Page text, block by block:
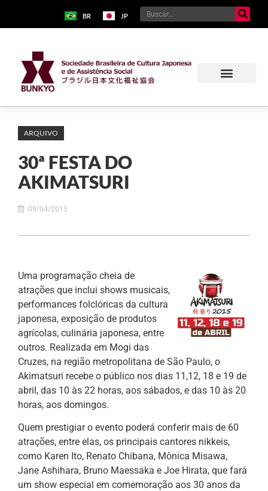
BR JP
ARQUIVO
30ª FESTA DO
AKIMATSURI
09/04/2015
Uma programação cheia de
atrações que inclui shows musicais,
performances folclóricas da cultura
japonesa, exposição de produtos
agrícolas, culinária japonesa, entre
outros. Realizada em Mogi das
Cruzes, na região metropolitana de São Paulo, o
Akimatsuri recebe o público nos dias 11,12, 18 e 19 de
abril, das 10 às 22 horas, aos sábados, e das 10 às 20
horas, aos domingos.
Quem prestigiar o evento poderá conferir mais de 60
atrações, entre elas, os principais cantores nikkeis,
como Karen Ito, Renato Chibana, Mônica Misawa,
Jane Ashihara, Bruno Maessaka e Joe Hirata, que fará
um show especial em comemoração aos 30 anos da